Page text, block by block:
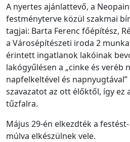
A nyertes ajánlattevő, a
festményterve közül szakmai
tagjai: Barta Ferenc főépítész,
a Városépítészeti iroda 2
érintett ingatlanok lakóinak
lakógyűlésen a „cinke és veréb
napfelkeltével és
szavazatot az ott élőktől, így ez
tűzfalra.
Május 29-én elkezdték a
múlva elkészülnek vele.